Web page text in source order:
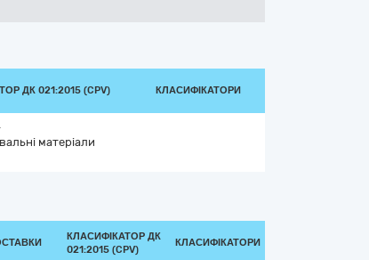
ДК 021:2015 (CPV) КЛАСИФІКАТОРИ
матеріали
КЛАСИФІКАТОР ДК
021:2015 (CPV)
КЛАСИФІКАТОРИ